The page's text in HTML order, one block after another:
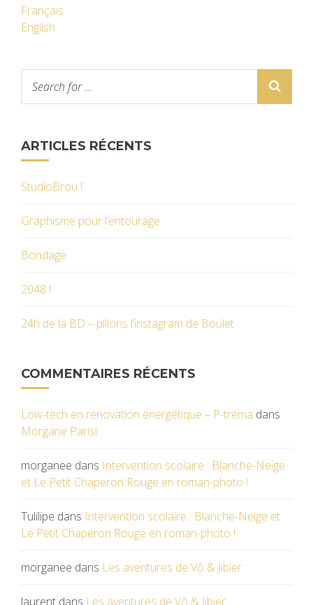
Français
English
ARTICLES RÉCENTS
StudioBrou !
Graphisme pour l’entourage
Bondage
2048 !
24h de la BD – pillons l’instagram de Boulet
COMMENTAIRES RÉCENTS
Low-tech en rénovation énergétique – P-tréma dans
Morgane Parisi
morganee dans Intervention scolaire : Blanche-Neige
et Le Petit Chaperon Rouge en roman-photo !
Tulilipe dans Intervention scolaire : Blanche-Neige et
Le Petit Chaperon Rouge en roman-photo !
morganee dans Les aventures de Vô & Jibier
laurent dans Les aventures de Vô & Jibier